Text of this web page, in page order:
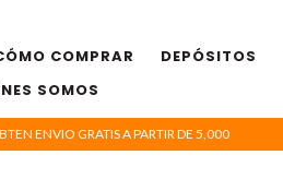
COMPRAR DEPÓSITOS
SOMOS
ENVIO GRATIS A PARTIR DE 5,000